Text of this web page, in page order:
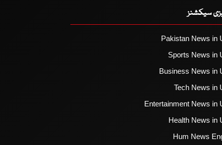
سیکشنز
Pakistan News in
Sports News in
Business News in
Tech News in
Entertainment News in
Health News in
Hum News